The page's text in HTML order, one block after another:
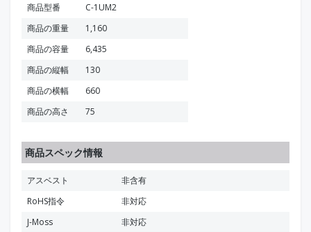
商品型番
C-1UM2
商品の重量
1,160
商品の容量
6,435
商品の縦幅
130
商品の横幅
660
商品の高さ
75
商品スペック情報
アスベスト
非含有
RoHS指令
非対応
J-Moss
非対応